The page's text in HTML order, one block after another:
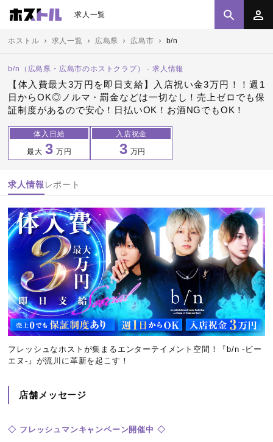
求人一覧
ホストル 求人一覧 広島県 広島市 b/n
b/n（広島県・広島市のホストクラブ） - 求人情報
【体入費最大3万円を即日支給】入店祝い金3万円！！週1
日からOK◎ノルマ・罰金などは一切なし！売上ゼロでも保
証制度があるので安心！日払いOK！お酒NGでもOK！
体入日給
最大 3 万円
入店祝金
3 万円
求人情報 レポート
フレッシュなホストが集まるエンターテイメント空間！『b/n -ビー
エヌ-』が流川に革新を起こす！
店舗メッセージ
◇ フレッシュマンキャンペーン開催中 ◇